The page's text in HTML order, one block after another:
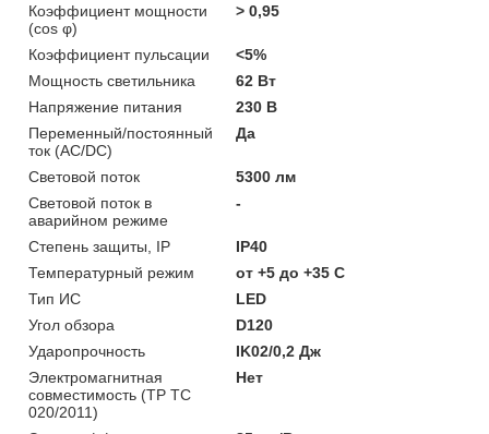
Коэффициент мощности
(cos φ)
> 0,95
Коэффициент пульсации
<5%
Мощность светильника
62 Вт
Напряжение питания
230 В
Переменный/постоянный
ток (AC/DC)
Да
Световой поток
5300 лм
Световой поток в
аварийном режиме
-
Степень защиты, IP
IP40
Температурный режим
от +5 до +35 C
Тип ИС
LED
Угол обзора
D120
Ударопрочность
IK02/0,2 Дж
Электромагнитная
совместимость (ТР ТС
020/2011)
Нет